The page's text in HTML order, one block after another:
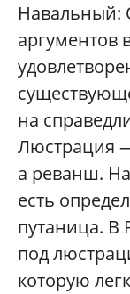
Навальный:
аргументов
на
Люстрация
а реванш.
есть
путаница. В
под
которую